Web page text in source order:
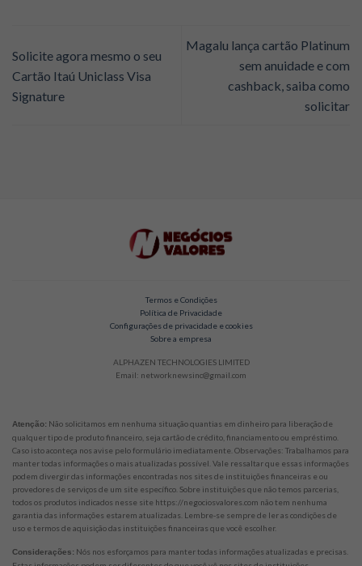
Solicite agora mesmo o seu
Cartão Itaú Uniclass Visa
Signature
Magalu lança cartão Platinum
sem anuidade e com
cashback, saiba como
solicitar
Termos e Condições
Política de Privacidade
Configurações de privacidade e cookies
Sobre a empresa
ALPHAZEN TECHNOLOGIES LIMITED
Email: networknewsinc@gmail.com
Atenção: Não solicitamos em nenhuma situação quantias em dinheiro para liberação de
qualquer tipo de produto financeiro, seja cartão de crédito, financiamento ou empréstimo.
Caso isto aconteça nos avise pelo formulário imediatamente. Observações: Trabalhamos para
manter todas informações o mais atualizadas possível. Vale ressaltar que essas informações
podem divergir das informações encontradas nos sites de instituições financeiras e ou
provedores de serviços de um site específico. Sobre instituições que não temos parcerias,
todos os produtos indicados nesse site https://negociosvalores.com não tem nenhuma
garantia das informações estarem atualizadas. Lembre-se sempre de ler as condições de
uso e termos de aquisição das instituições financeiras que você escolher.
Considerações: Nós nos esforçamos para manter todas informações atualizadas e precisas.